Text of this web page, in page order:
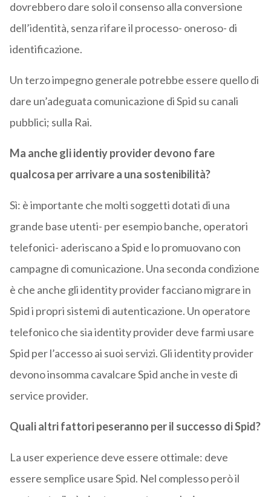
dovrebbero dare solo il consenso alla conversione
dell’identità, senza rifare il processo- oneroso- di
identificazione.
Un terzo impegno generale potrebbe essere quello di
dare un’adeguata comunicazione di Spid su canali
pubblici; sulla Rai.
Ma anche gli identiy provider devono fare
qualcosa per arrivare a una sostenibilità?
Sì: è importante che molti soggetti dotati di una
grande base utenti- per esempio banche, operatori
telefonici- aderiscano a Spid e lo promuovano con
campagne di comunicazione. Una seconda condizione
è che anche gli identity provider facciano migrare in
Spid i propri sistemi di autenticazione. Un operatore
telefonico che sia identity provider deve farmi usare
Spid per l’accesso ai suoi servizi. Gli identity provider
devono insomma cavalcare Spid anche in veste di
service provider.
Quali altri fattori peseranno per il successo di Spid?
La user experience deve essere ottimale: deve
essere semplice usare Spid. Nel complesso però il